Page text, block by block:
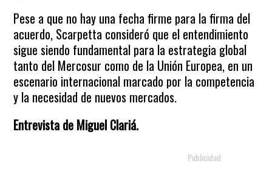
Pese a que no hay una fecha firme para la firma del
acuerdo, Scarpetta consideró que el entendimiento
sigue siendo fundamental para la estrategia global
tanto del Mercosur como de la Unión Europea, en un
escenario internacional marcado por la competencia
y la necesidad de nuevos mercados.
Entrevista de Miguel Clariá.